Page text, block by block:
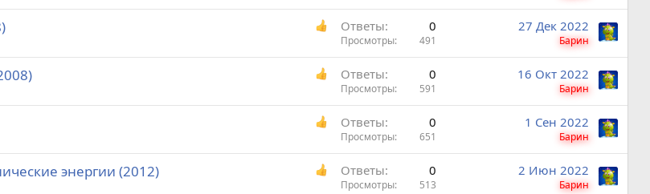
Ответы 0
Просмотры 491
27 Дек 2022
Барин
Ответы 0
Просмотры 591
16 Окт 2022
Барин
Ответы 0
Просмотры 651
1 Сен 2022
Барин
энергии (2012) Ответы 0
Просмотры 513
2 Июн 2022
Барин